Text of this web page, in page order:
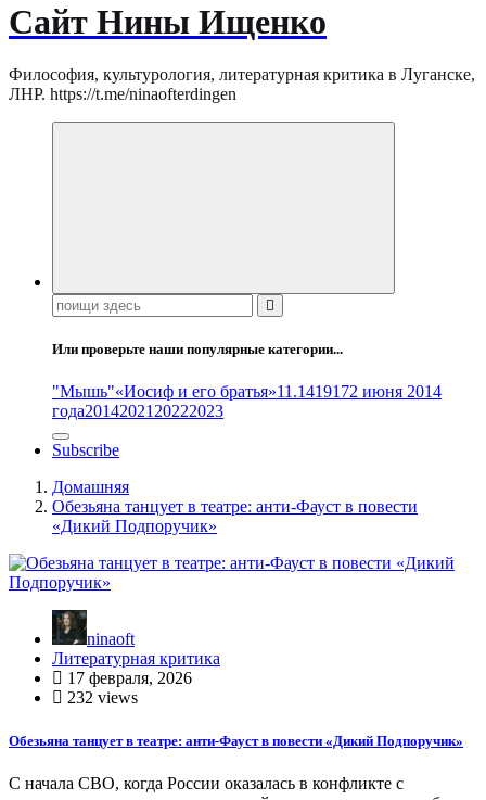
Сайт Нины Ищенко
Философия, культурология, литературная критика в Луганске,
ЛНР. https://t.me/ninaofterdingen
Поиск:
Или проверьте наши популярные категории...
"Мышь"«Иосиф и его братья»11.1419172 июня 2014
года2014202120222023
Subscribe
Домашняя
Обезьяна танцует в театре: анти-Фауст в повести
«Дикий Подпоручик»
ninaoft
Литературная критика
17 февраля, 2026
232 views
Обезьяна танцует в театре: анти-Фауст в повести «Дикий Подпоручик»
С начала СВО, когда России оказалась в конфликте с